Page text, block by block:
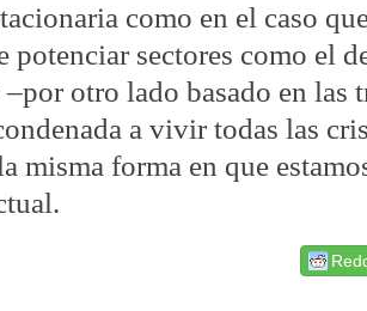
como en el caso
potenciar sectores como el
otro lado basado en las
a vivir todas las
misma forma en que